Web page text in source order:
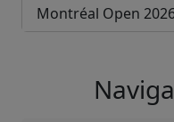
Montréal Open